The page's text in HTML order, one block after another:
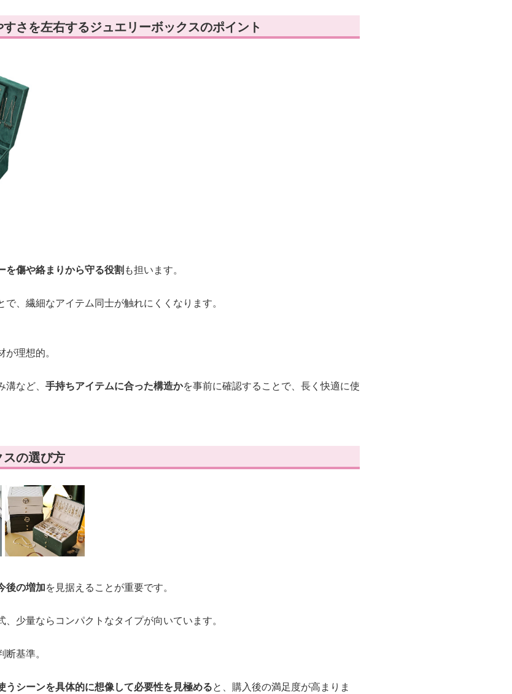
さを左右するジュエリーボックスのポイント
を傷や絡まりから守る役割も担います。
、繊細なアイテム同士が触れにくくなります。
理想的。
など、 手持ちアイテムに合った構造かを事前に確認することで、長く快適に使
の選び方
後の増加を見据えることが重要です。
少量ならコンパクトなタイプが向いています。
基準。
うシーンを具体的に想像して必要性を見極めると、購入後の満足度が高まりま